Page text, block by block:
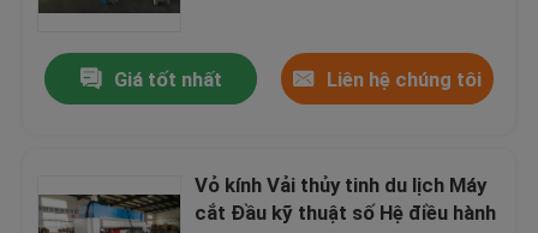
Máy tự động lan truyền
Máy cắt máy
Giá tốt nhất Liên hệ chúng tôi
Vỏ kính Vải thủy tinh du lịch Máy
cắt Đầu kỹ thuật số Hệ điều hành